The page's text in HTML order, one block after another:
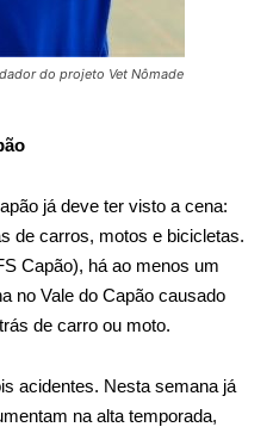
do projeto Vet Nômade
já deve ter visto a cena:
de carros, motos e bicicletas.
Capão), há ao menos um
no Vale do Capão causado
de carro ou moto.
acidentes. Nesta semana já
na alta temporada,